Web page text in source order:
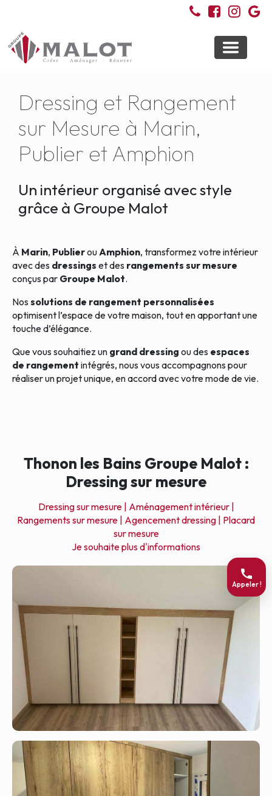
Toggle
Dressing et Rangement
sur Mesure à Marin,
Publier et Amphion
Un intérieur organisé avec style
grâce à Groupe Malot
À Marin, PublierouAmphion, transformez votre intérieur
avec des dressings et des rangements sur mesure
conçus par Groupe Malot.
Nos solutions de rangement personnalisées
optimisent l’espace de votre maison, tout en apportant une
touche d’élégance.
Que vous souhaitiez un grand dressing ou des espaces
de rangement intégrés, nous vous accompagnons pour
réaliser un projet unique, en accord avec votre mode de vie.
Thonon les Bains Groupe Malot :
Dressing sur mesure
Dressing sur mesure | Aménagement intérieur |
Rangements sur mesure | Agencement dressing | Placard
sur mesure
Je souhaite plus d'informations
Appeler !